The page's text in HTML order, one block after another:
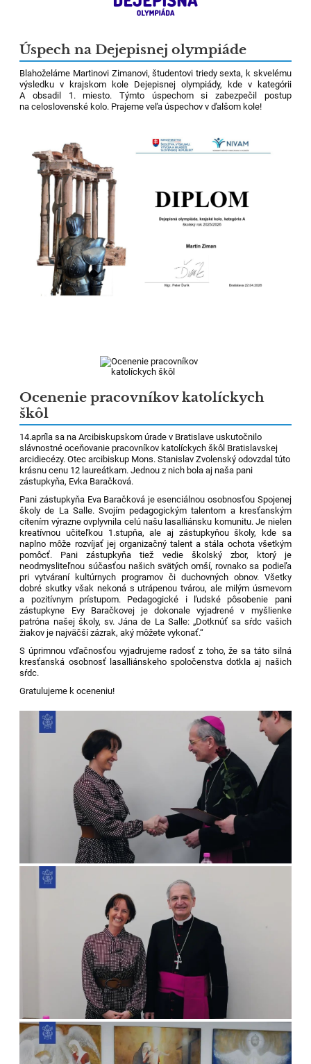
Úspech na Dejepisnej olympiáde
Blahoželáme Martinovi Zimanovi, študentovi triedy sexta, k skvelému
výsledku v krajskom kole Dejepisnej olympiády, kde v kategórii
A obsadil 1. miesto. Týmto úspechom si zabezpečil postup
na celoslovenské kolo. Prajeme veľa úspechov v ďalšom kole!
Ocenenie pracovníkov katolíckych
škôl
14.apríla sa na Arcibiskupskom úrade v Bratislave uskutočnilo
slávnostné oceňovanie pracovníkov katolíckych škôl Bratislavskej
arcidiecézy. Otec arcibiskup Mons. Stanislav Zvolenský odovzdal túto
krásnu cenu 12 laureátkam. Jednou z nich bola aj naša pani
zástupkyňa, Evka Baračková.
Pani zástupkyňa Eva Baračková je esenciálnou osobnosťou Spojenej
školy de La Salle. Svojím pedagogickým talentom a kresťanským
cítením výrazne ovplyvnila celú našu lasalliánsku komunitu. Je nielen
kreatívnou učiteľkou 1.stupňa, ale aj zástupkyňou školy, kde sa
naplno môže rozvíjať jej organizačný talent a stála ochota všetkým
pomôcť. Pani zástupkyňa tiež vedie školský zbor, ktorý je
neodmysliteľnou súčasťou našich svätých omší, rovnako sa podieľa
pri vytváraní kultúrnych programov či duchovných obnov. Všetky
dobré skutky však nekoná s utrápenou tvárou, ale milým úsmevom
a pozitívnym prístupom. Pedagogické i ľudské pôsobenie pani
zástupkyne Evy Baračkovej je dokonale vyjadrené v myšlienke
patróna našej školy, sv. Jána de La Salle: „Dotknúť sa sŕdc vašich
žiakov je najväčší zázrak, aký môžete vykonať.“
S úprimnou vďačnosťou vyjadrujeme radosť z toho, že sa táto silná
kresťanská osobnosť lasalliánskeho spoločenstva dotkla aj našich
sŕdc.
Gratulujeme k oceneniu!